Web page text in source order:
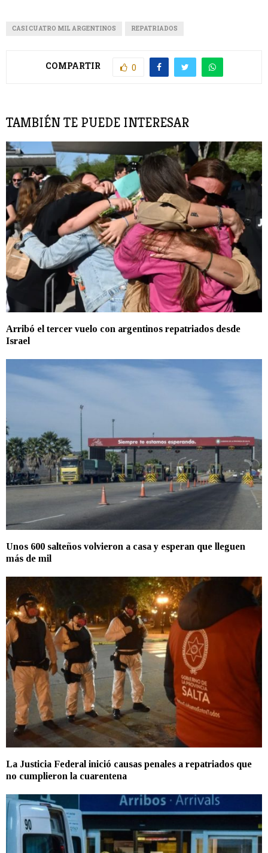
CASI CUATRO MIL ARGENTINOS REPATRIADOS
COMPARTIR 0
TAMBIÉN TE PUEDE INTERESAR
Arribó el tercer vuelo con argentinos repatriados desde
Israel
Unos 600 salteños volvieron a casa y esperan que lleguen
más de mil
La Justicia Federal inició causas penales a repatriados que
no cumplieron la cuarentena